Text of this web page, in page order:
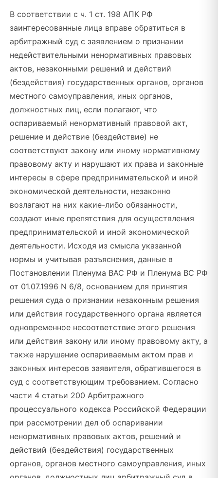
В соответствии с ч. 1 ст. 198 АПК РФ
заинтересованные лица вправе обратиться в
арбитражный суд с заявлением о признании
недействительными ненормативных правовых
актов, незаконными решений и действий
(бездействия) государственных органов, органов
местного самоуправления, иных органов,
должностных лиц, если полагают, что
оспариваемый ненормативный правовой акт,
решение и действие (бездействие) не
соответствуют закону или иному нормативному
правовому акту и нарушают их права и законные
интересы в сфере предпринимательской и иной
экономической деятельности, незаконно
возлагают на них какие-либо обязанности,
создают иные препятствия для осуществления
предпринимательской и иной экономической
деятельности. Исходя из смысла указанной
нормы и учитывая разъяснения, данные в
Постановлении Пленума ВАС РФ и Пленума ВС РФ
от 01.07.1996 N 6/8, основанием для принятия
решения суда о признании незаконным решения
или действия государственного органа является
одновременное несоответствие этого решения
или действия закону или иному правовому акту, а
также нарушение оспариваемым актом прав и
законных интересов заявителя, обратившегося в
суд с соответствующим требованием. Согласно
части 4 статьи 200 Арбитражного
процессуального кодекса Российской Федерации
при рассмотрении дел об оспаривании
ненормативных правовых актов, решений и
действий (бездействия) государственных
органов, органов местного самоуправления, иных